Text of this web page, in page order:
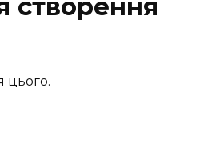
створення
цього.